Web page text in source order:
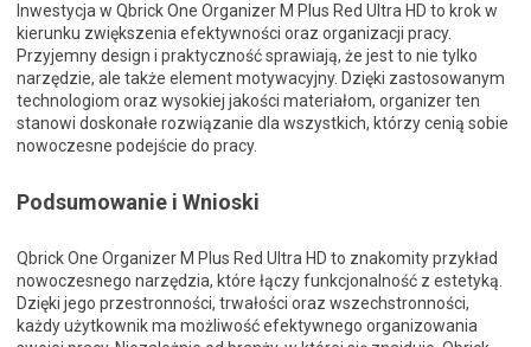
Inwestycja w Qbrick One Organizer M Plus Red Ultra HD to krok w
kierunku zwiększenia efektywności oraz organizacji pracy.
Przyjemny design i praktyczność sprawiają, że jest to nie tylko
narzędzie, ale także element motywacyjny. Dzięki zastosowanym
technologiom oraz wysokiej jakości materiałom, organizer ten
stanowi doskonałe rozwiązanie dla wszystkich, którzy cenią sobie
nowoczesne podejście do pracy.
Podsumowanie i Wnioski
Qbrick One Organizer M Plus Red Ultra HD to znakomity przykład
nowoczesnego narzędzia, które łączy funkcjonalność z estetyką.
Dzięki jego przestronności, trwałości oraz wszechstronności,
każdy użytkownik ma możliwość efektywnego organizowania